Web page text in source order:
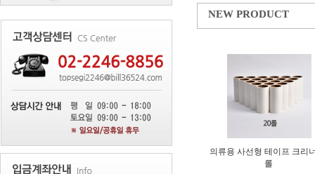
NEW PRODUCT
의류용 사선형 테이프 크리
롤